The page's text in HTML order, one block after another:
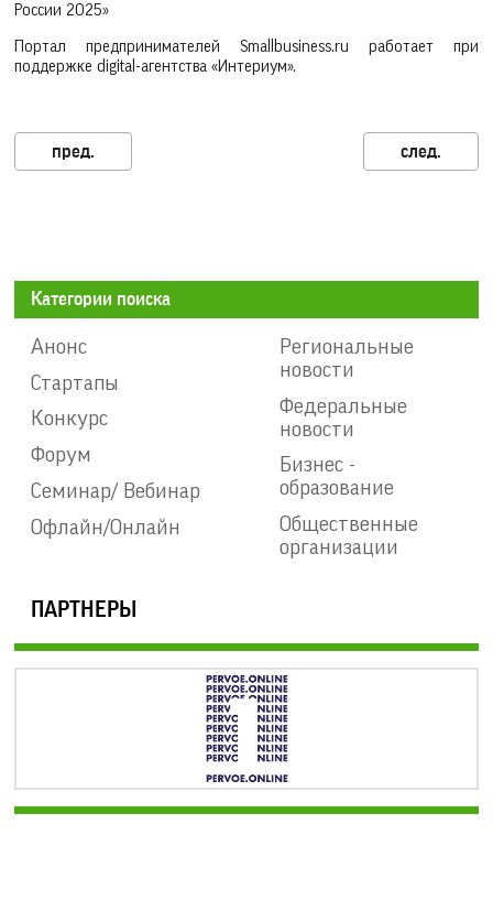
России 2025»
Портал предпринимателей Smallbusiness.ru работает при
поддержке digital-агентства «Интериум».
Категории поиска
Анонс
Стартапы
Конкурс
Форум
Семинар/ Вебинар
Офлайн/Онлайн
Региональные
новости
Федеральные
новости
Бизнес -
образование
Общественные
организации
ПАРТНЕРЫ